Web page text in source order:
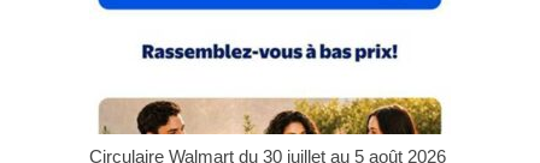
Circulaire Walmart du 30 juillet au 5 août 2026